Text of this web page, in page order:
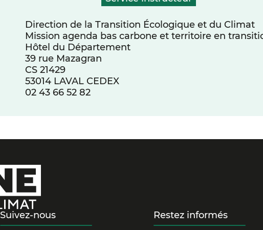
Direction de la Transition Écologique et du Climat
Mission agenda bas carbone et territoire en
Hôtel du Département
39 rue Mazagran
CS 21429
53014 LAVAL CEDEX
02 43 66 52 82
Suivez-nous Restez informés